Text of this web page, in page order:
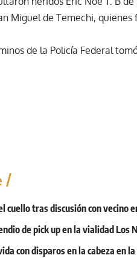
Miguel de Temechi,
de la Policía Federal
cuello tras discusión con vecino
de pick up en la vialidad Los
con disparos en la cabeza en